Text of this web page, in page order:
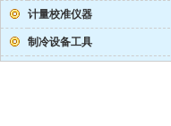
计量校准仪器
制冷设备工具